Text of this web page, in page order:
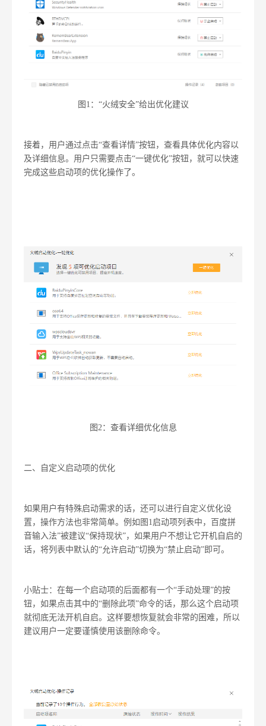
图1：“火绒安全”给出优化建议
接着，用户通过点击“查看详情”按钮，查看具体优化内容以
及详细信息。用户只需要点击“一键优化”按钮，就可以快速
完成这些启动项的优化操作了。
图2：查看详细优化信息
二、自定义启动项的优化
如果用户有特殊启动需求的话，还可以进行自定义优化设
置，操作方法也非常简单。例如图1启动项列表中，百度拼
音输入法”被建议“保持现状”，如果用户不想让它开机自启的
话，将列表中默认的“允许启动”切换为“禁止启动”即可。
小贴士：在每一个启动项的后面都有一个“手动处理”的按
钮，如果点击其中的“删除此项”命令的话，那么这个启动项
就彻底无法开机自启。这样要想恢复就会非常的困难，所以
建议用户一定要谨慎使用该删除命令。